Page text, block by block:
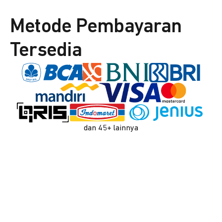
Metode Pembayaran
Tersedia
dan 45+ lainnya